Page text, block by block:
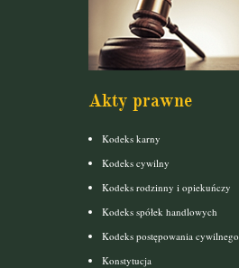
Akty prawne
Kodeks karny
Kodeks cywilny
Kodeks rodzinny i opiekuńczy
Kodeks spółek handlowych
Kodeks postępowania cywilnego
Konstytucja